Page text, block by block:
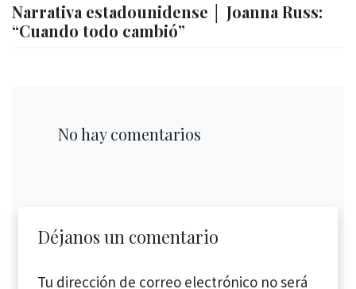
Narrativa estadounidense │ Joanna Russ:
“Cuando todo cambió”
No hay comentarios
Déjanos un comentario
Tu dirección de correo electrónico no será